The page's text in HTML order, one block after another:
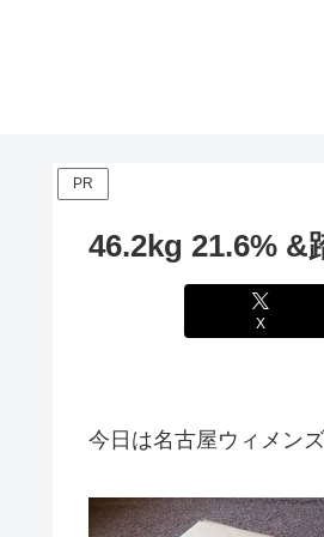
PR
46.2kg 21.6% &
X
今日は名古屋ウィメン